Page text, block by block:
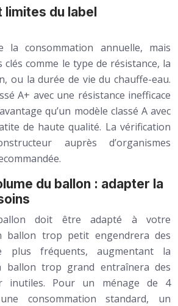
du label
la consommation annuelle, mais
comme le type de résistance, la
ou la durée de vie du chauffe-eau.
A+ avec une résistance inefficace
qu’un modèle classé A avec
de haute qualité. La vérification
auprès d’organismes
du ballon : adapter la
doit être adapté à votre
ballon trop petit engendrera des
plus fréquents, augmentant la
ballon trop grand entraînera des
inutiles. Pour un ménage de 4
consommation standard, un